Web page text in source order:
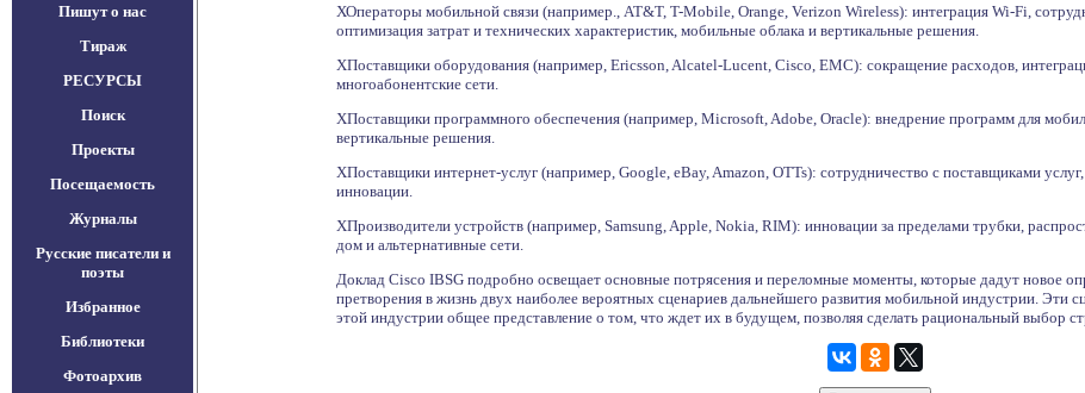
Пишут о нас
Тираж
РЕСУРСЫ
Поиск
Проекты
Посещаемость
Журналы
Русские писатели и
поэты
Избранное
Библиотеки
Фотоархив
ХОператоры мобильной связи (например., AT&T, T-Mobile, Orange, Verizon Wireless): интеграция Wi-Fi,
оптимизация затрат и технических характеристик, мобильные облака и вертикальные решения.
ХПоставщики оборудования (например, Ericsson, Alcatel-Lucent, Cisco, EMC): сокращение расходов,
многоабонентские сети.
ХПоставщики программного обеспечения (например, Microsoft, Adobe, Oracle): внедрение программ для
вертикальные решения.
ХПоставщики интернет-услуг (например, Google, eBay, Amazon, OTTs): сотрудничество с поставщиками
инновации.
ХПроизводители устройств (например, Samsung, Apple, Nokia, RIM): инновации за пределами трубки,
дом и альтернативные сети.
Доклад Cisco IBSG подробно освещает основные потрясения и переломные моменты, которые дадут новое
претворения в жизнь двух наиболее вероятных сценариев дальнейшего развития мобильной индустрии. Эти
этой индустрии общее представление о том, что ждет их в будущем, позволяя сделать рациональный выбор